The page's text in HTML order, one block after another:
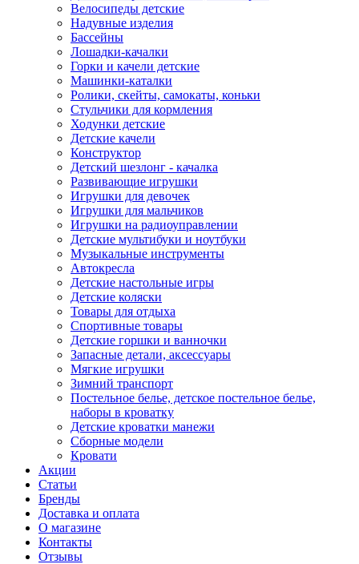
Велосипеды детские
Надувные изделия
Бассейны
Лошадки-качалки
Горки и качели детские
Машинки-каталки
Ролики, скейты, самокаты, коньки
Стульчики для кормления
Ходунки детские
Детские качели
Конструктор
Детский шезлонг - качалка
Развивающие игрушки
Игрушки для девочек
Игрушки для мальчиков
Игрушки на радиоуправлении
Детские мультибуки и ноутбуки
Музыкальные инструменты
Автокресла
Детские настольные игры
Детские коляски
Товары для отдыха
Спортивные товары
Детские горшки и ванночки
Запасные детали, аксессуары
Мягкие игрушки
Зимний транспорт
Постельное белье, детское постельное белье,
наборы в кроватку
Детские кроватки манежи
Сборные модели
Кровати
Акции
Статьи
Бренды
Доставка и оплата
О магазине
Контакты
Отзывы